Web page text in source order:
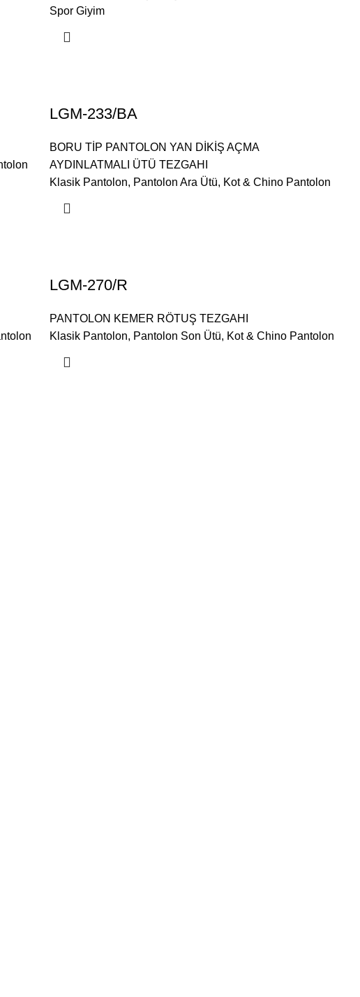
Spor Giyim
LGM-233/BA
BORU TİP PANTOLON YAN DİKİŞ AÇMA
AYDINLATMALI ÜTÜ TEZGAHI
Klasik Pantolon, Pantolon Ara Ütü, Kot & Chino Pantolon
LGM-270/R
PANTOLON KEMER RÖTUŞ TEZGAHI
Klasik Pantolon, Pantolon Son Ütü, Kot & Chino Pantolon